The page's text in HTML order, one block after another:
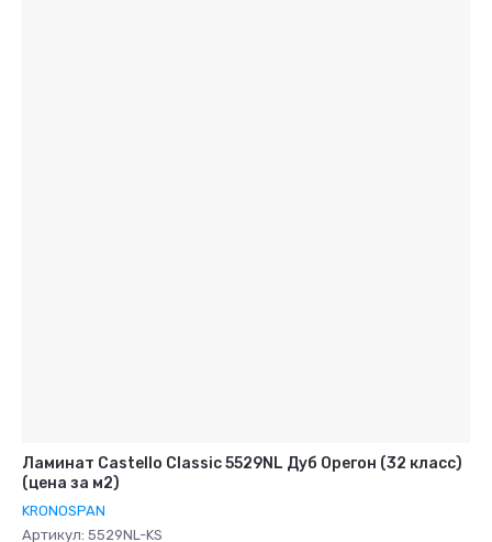
Ламинат Castello Classic 5529NL Дуб Орегон (32 класс)
(цена за м2)
KRONOSPAN
Артикул: 5529NL-KS